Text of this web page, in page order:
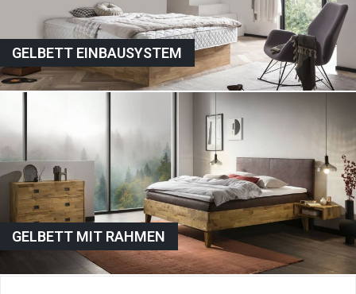
GELBETT MIT RAHMEN
GELBETT EINBAUSYSTEM